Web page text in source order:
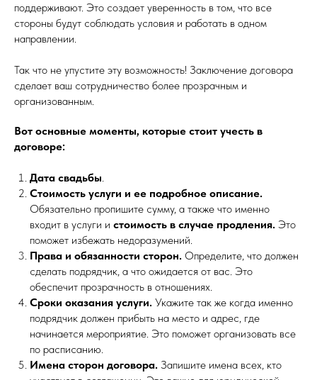
поддерживают. Это создает уверенность в том, что все
стороны будут соблюдать условия и работать в одном
направлении.
Так что не упустите эту возможность! Заключение договора
сделает ваш сотрудничество более прозрачным и
организованным.
Вот основные моменты, которые стоит учесть в
договоре:
Дата свадьбы.
Стоимость услуги и ее подробное описание.
Обязательно пропишите сумму, а также что именно
входит в услуги и стоимость в случае продления. Это
поможет избежать недоразумений.
Права и обязанности сторон. Определите, что должен
сделать подрядчик, а что ожидается от вас. Это
обеспечит прозрачность в отношениях.
Сроки оказания услуги. Укажите так же когда именно
подрядчик должен прибыть на место и адрес, где
начинается мероприятие. Это поможет организовать все
по расписанию.
Имена сторон договора. Запишите имена всех, кто